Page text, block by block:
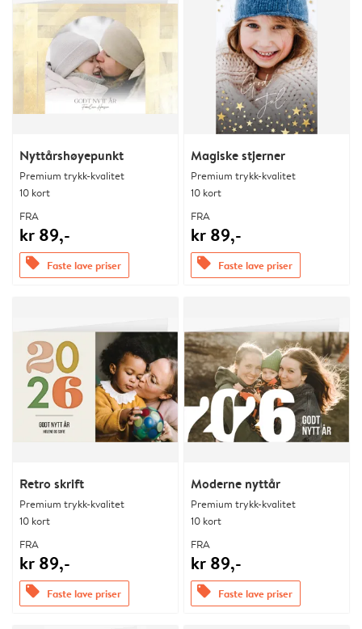
Nyttårshøyepunkt
Premium trykk-kvalitet
10 kort
FRA
kr 89,-
offers Faste lave priser
Magiske stjerner
Premium trykk-kvalitet
10 kort
FRA
kr 89,-
offers Faste lave priser
Retro skrift
Premium trykk-kvalitet
10 kort
FRA
kr 89,-
offers Faste lave priser
Moderne nyttår
Premium trykk-kvalitet
10 kort
FRA
kr 89,-
offers Faste lave priser